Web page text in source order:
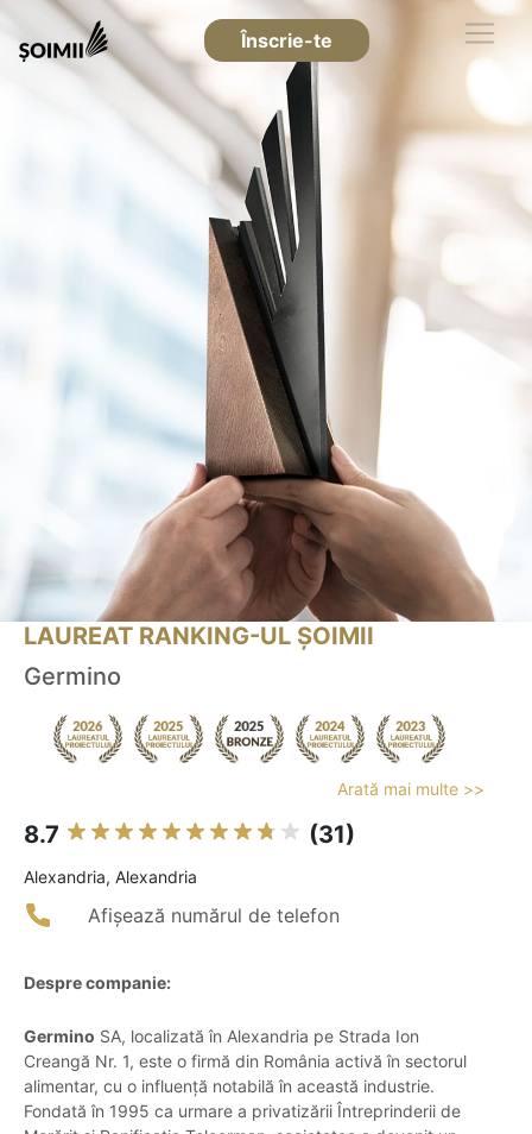
Înscrie-te
LAUREAT RANKING-UL ȘOIMII
Germino
Arată mai multe >>
8.7 (31)
Alexandria, Alexandria
Afișează numărul de telefon
Despre companie:
Germino SA, localizată în Alexandria pe Strada Ion
Creangă Nr. 1, este o firmă din România activă în sectorul
alimentar, cu o influență notabilă în această industrie.
Fondată în 1995 ca urmare a privatizării Întreprinderii de